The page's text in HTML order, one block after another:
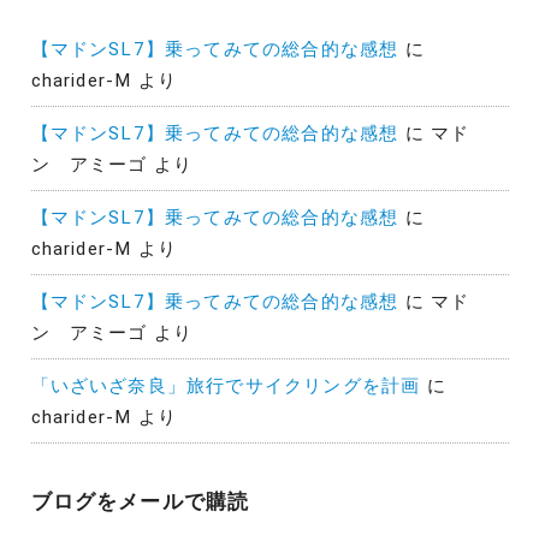
【マドンSL7】乗ってみての総合的な感想 に
charider-M より
【マドンSL7】乗ってみての総合的な感想 に マド
ン アミーゴ より
【マドンSL7】乗ってみての総合的な感想 に
charider-M より
【マドンSL7】乗ってみての総合的な感想 に マド
ン アミーゴ より
「いざいざ奈良」旅行でサイクリングを計画 に
charider-M より
ブログをメールで購読